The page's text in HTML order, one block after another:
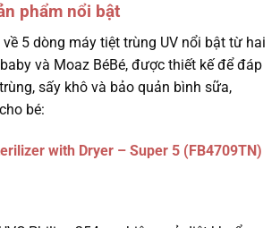
phẩm nổi bật
5 dòng máy tiệt trùng UV nổi bật từ hai
và Moaz BéBé, được thiết kế để đáp
sấy khô và bảo quản bình sữa,
bé:
with Dryer – Super 5 (FB4709TN)